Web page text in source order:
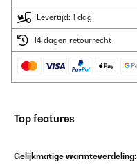
Levertijd: 1 dag
14 dagen retourrecht
Top features
Gelijkmatige warmteverdeling: